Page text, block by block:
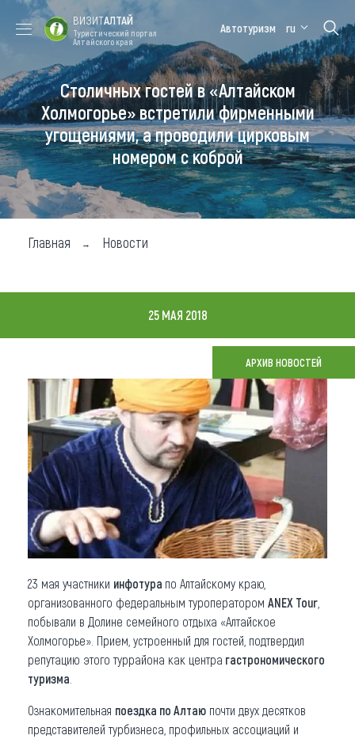
Форум VISIT
ALTAI
Цветение
маральника
Медицинский
форум
Алтайская
зимовка
Туры
Где побывать
Чем заняться
Где остановиться
Что привезти (сувениры)
О регионе
Коллекция впечатлений
Другие рубрики
ВИЗИТАЛТАЙ
Туристический портал
Алтайского края
Автотуризм ru
Столичных гостей в «Алтайском
Холмогорье» встретили фирменными
угощениями, а проводили цирковым
номером с коброй
Главная Новости
25 МАЯ 2018
АРХИВ НОВОСТЕЙ
23 мая участники инфотура по Алтайскому краю,
организованного федеральным туроператором ANEX Tour
побывали в Долине семейного отдыха «Алтайское
Холмогорье». Прием, устроенный для гостей, подтвердил
репутацию этого туррайона как центра гастрономического
туризма
Ознакомительная поездка по Алтаю почти двух десятков
представителей турбизнеса, профильных ассоциаций и